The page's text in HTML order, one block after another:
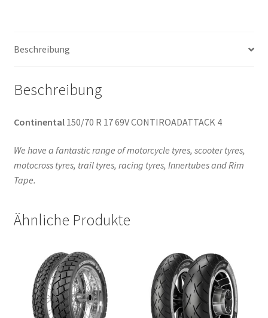
Beschreibung
Beschreibung
Continental150/70 R 17 69V CONTIROADATTACK 4
We have a fantastic range of motorcycle tyres, scooter tyres,
motocross tyres, trail tyres, racing tyres, Innertubes and Rim
Tape.
Ähnliche Produkte